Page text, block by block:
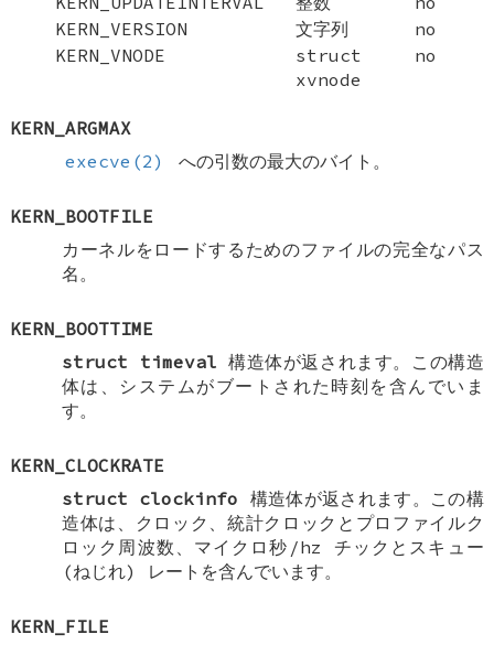
KERN_VERSION
文字列
no
KERN_VNODE
struct
xvnode
no
KERN_ARGMAX
execve(2)
への引数の最大のバイト。
KERN_BOOTFILE
カーネルをロードするためのファイルの完全なパス
名。
KERN_BOOTTIME
struct timeval 構造体が返されます。この構造
体は、システムがブートされた時刻を含んでいま
す。
KERN_CLOCKRATE
struct clockinfo 構造体が返されます。この構
造体は、クロック、統計クロックとプロファイルク
ロック周波数、マイクロ秒/hz チックとスキュー
(ねじれ) レートを含んでいます。
KERN_FILE